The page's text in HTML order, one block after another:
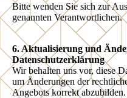
Bitte wenden Sie sich zur
genannten Verantwortlichen.
6. Aktualisierung und
Datenschutzerklärung
Wir behalten uns vor, diese
um Änderungen der
Angebots korrekt abzubilden.